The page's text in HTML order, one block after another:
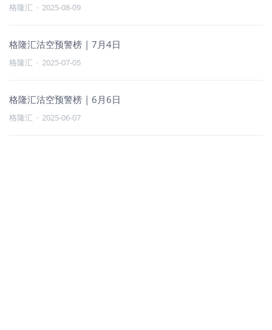
格隆汇 · 2025-08-09
格隆汇沽空预警榜 | 7月4日
格隆汇 · 2025-07-05
格隆汇沽空预警榜 | 6月6日
格隆汇 · 2025-06-07